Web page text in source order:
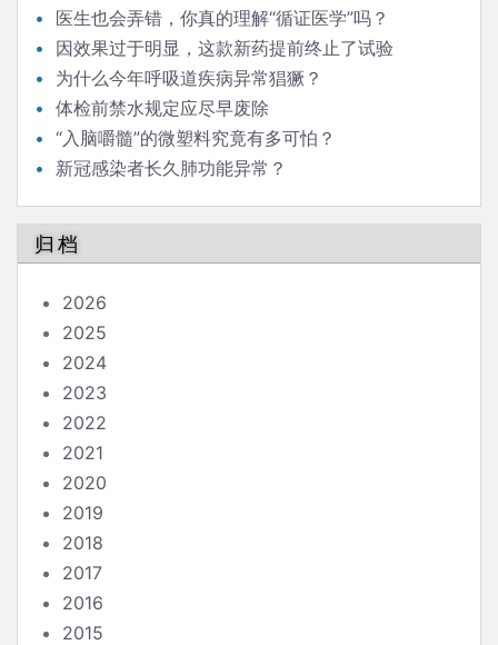
医生也会弄错，你真的理解“循证医学”吗？
因效果过于明显，这款新药提前终止了试验
为什么今年呼吸道疾病异常猖獗？
体检前禁水规定应尽早废除
“入脑嚼髓”的微塑料究竟有多可怕？
新冠感染者长久肺功能异常？
归档
2026
2025
2024
2023
2022
2021
2020
2019
2018
2017
2016
2015